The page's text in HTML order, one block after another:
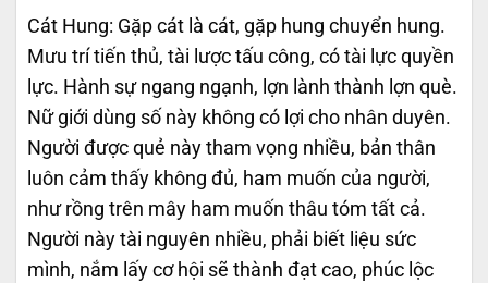
Cát Hung: Gặp cát là cát, gặp hung chuyển hung.
Mưu trí tiến thủ, tài lược tấu công, có tài lực quyền
lực. Hành sự ngang ngạnh, lợn lành thành lợn què.
Nữ giới dùng số này không có lợi cho nhân duyên.
Người được quẻ này tham vọng nhiều, bản thân
luôn cảm thấy không đủ, ham muốn của người,
như rồng trên mây ham muốn thâu tóm tất cả.
Người này tài nguyên nhiều, phải biết liệu sức
mình, nắm lấy cơ hội sẽ thành đạt cao, phúc lộc